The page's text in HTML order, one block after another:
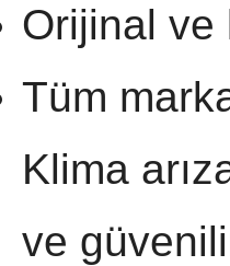
Orijinal ve
Tüm
Klima
ve